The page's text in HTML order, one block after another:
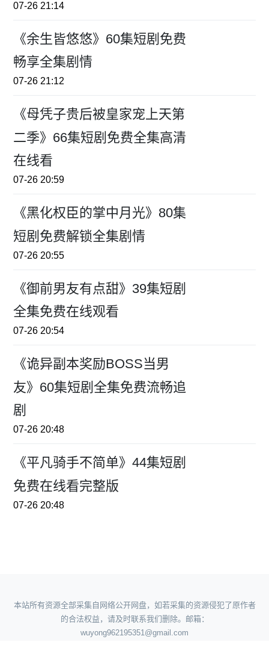
07-26 21:14
《余生皆悠悠》60集短剧免费
畅享全集剧情
07-26 21:12
《母凭子贵后被皇家宠上天第
二季》66集短剧免费全集高清
在线看
07-26 20:59
《黑化权臣的掌中月光》80集
短剧免费解锁全集剧情
07-26 20:55
《御前男友有点甜》39集短剧
全集免费在线观看
07-26 20:54
《诡异副本奖励BOSS当男
友》60集短剧全集免费流畅追
剧
07-26 20:48
《平凡骑手不简单》44集短剧
免费在线看完整版
07-26 20:48
本站所有资源全部采集自网络公开网盘，如若采集的资源侵犯了原作者
的合法权益，请及时联系我们删除。邮箱：
wuyong962195351@gmail.com